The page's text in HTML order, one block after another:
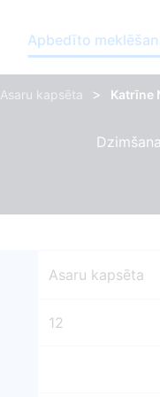
Apbedīto
Asaru kapsēta > Katrīne
Asaru kapsēta
12